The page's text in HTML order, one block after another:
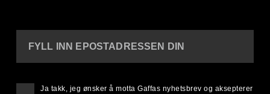
FYLL INN EPOSTADRESSEN DIN
Ja takk, jeg ønsker å motta Gaffas nyhetsbrev og aksepterer